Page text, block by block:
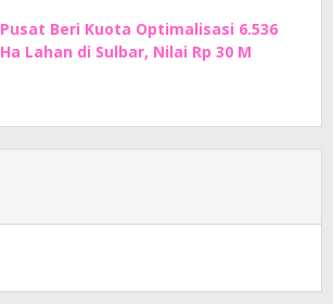
Pusat Beri Kuota Optimalisasi 6.536
Ha Lahan di Sulbar, Nilai Rp 30 M